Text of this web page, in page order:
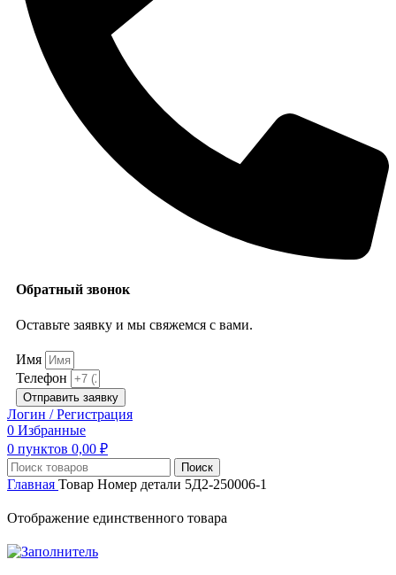
Обратный звонок
Оставьте заявку и мы свяжемся с вами.
Имя
Телефон
Отправить заявку
Логин / Регистрация
0 Избранные
0 пунктов 0,00 ₽
Поиск
Главная Товар Номер детали 5Д2-250006-1
Отображение единственного товара